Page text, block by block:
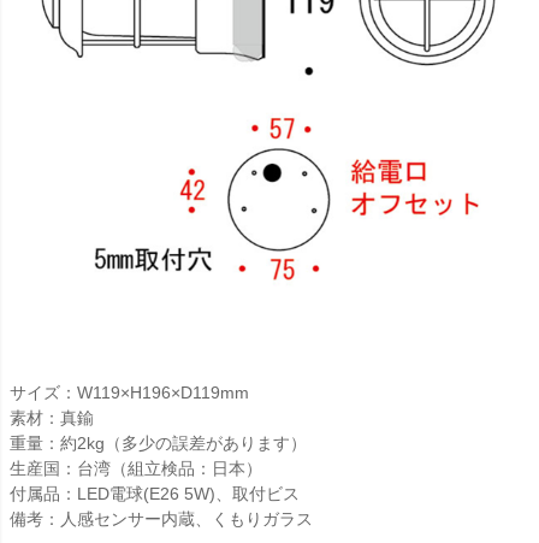
サイズ：W119×H196×D119mm
素材：真鍮
重量：約2kg（多少の誤差があります）
生産国：台湾（組立検品：日本）
付属品：LED電球(E26 5W)、取付ビス
備考：人感センサー内蔵、くもりガラス